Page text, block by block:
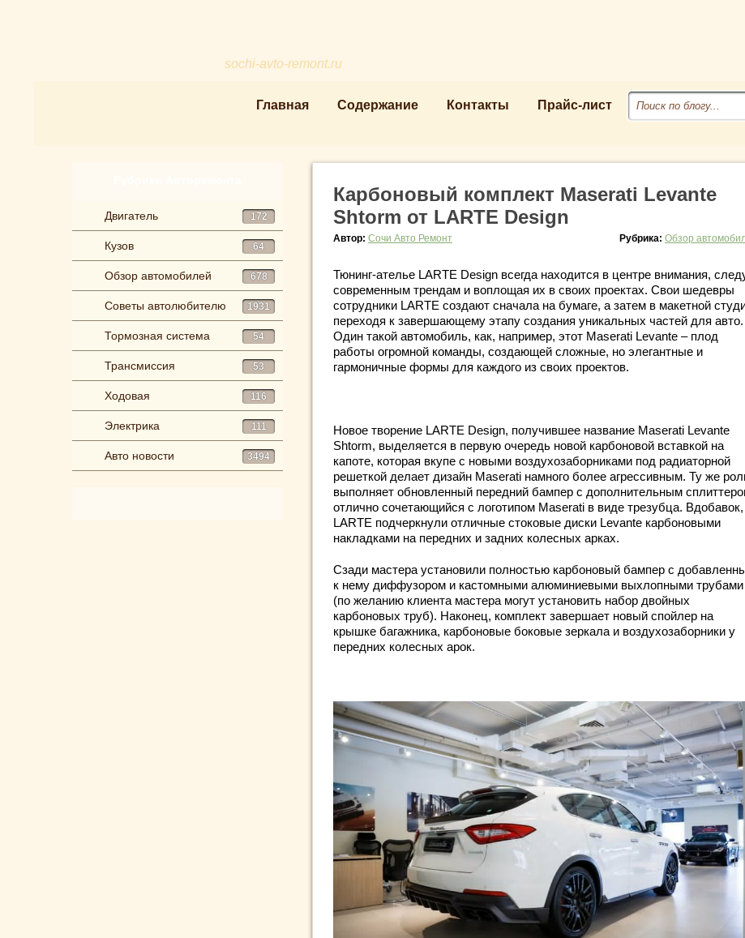
sochi-avto-remont.ru
Главная Содержание Контакты Прайс-лист
Двигатель 172
Кузов 64
Обзор автомобилей 678
Советы автолюбителю 1931
Тормозная система 54
Трансмиссия 53
Ходовая 116
Электрика 111
Авто новости 3494
Карбоновый комплект Maserati Levante
Shtorm от LARTE Design
Автор: Сочи Авто Ремонт Рубрика: Обзор
Тюнинг-ателье LARTE Design всегда находится в центре внимания,
современным трендам и воплощая их в своих проектах. Свои шедевры
сотрудники LARTE создают сначала на бумаге, а затем в макетной
переходя к завершающему этапу создания уникальных частей для авто.
Один такой автомобиль, как, например, этот Maserati Levante – плод
работы огромной команды, создающей сложные, но элегантные и
гармоничные формы для каждого из своих проектов.
Новое творение LARTE Design, получившее название Maserati Levante
Shtorm, выделяется в первую очередь новой карбоновой вставкой на
капоте, которая вкупе с новыми воздухозаборниками под радиаторной
решеткой делает дизайн Maserati намного более агрессивным. Ту же
выполняет обновленный передний бампер с дополнительным
отлично сочетающийся с логотипом Maserati в виде трезубца. Вдобавок,
LARTE подчеркнули отличные стоковые диски Levante карбоновыми
накладками на передних и задних колесных арках.
Сзади мастера установили полностью карбоновый бампер с
к нему диффузором и кастомными алюминиевыми выхлопными трубами
(по желанию клиента мастера могут установить набор двойных
карбоновых труб). Наконец, комплект завершает новый спойлер на
крышке багажника, карбоновые боковые зеркала и воздухозаборники у
передних колесных арок.